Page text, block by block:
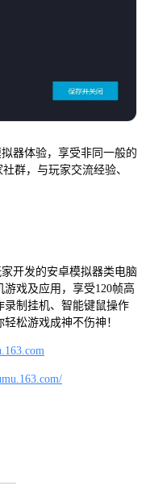
器体验，享受非同一般的
群，与玩家交流经验、
开发的安卓模拟器类电脑
戏及应用，享受120帧高
录制挂机、智能键鼠操作
松游戏成神不伤神！